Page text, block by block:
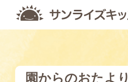
園からのおたより